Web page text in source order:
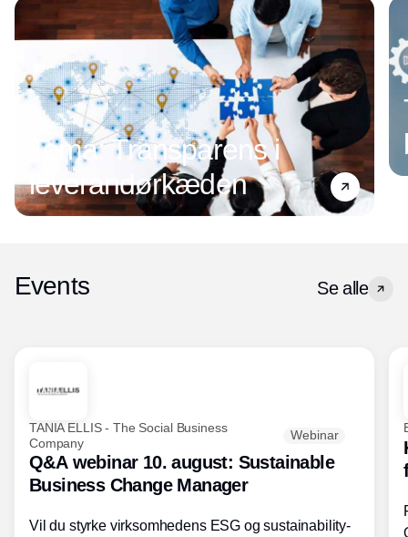
Tema: Transparens i
leverandørkæden
Events Se alle
TANIA ELLIS - The Social Business
Company
Webinar
Q&A webinar 10. august: Sustainable
Business Change Manager
Vil du styrke virksomhedens ESG og sustainability-